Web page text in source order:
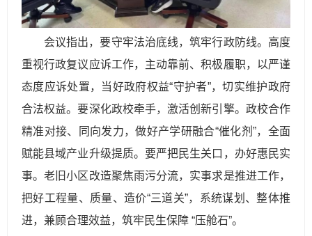
会议指出，要守牢法治底线，筑牢行政防线。高度
重视行政复议应诉工作，主动靠前、积极履职，以严谨
态度应诉处置，当好政府权益“守护者”，切实维护政府
合法权益。要深化政校牵手，激活创新引擎。政校合作
精准对接、同向发力，做好产学研融合“催化剂”，全面
赋能县域产业升级提质。要严把民生关口，办好惠民实
事。老旧小区改造聚焦雨污分流，实事求是推进工作，
把好工程量、质量、造价“三道关”，系统谋划、整体推
进，兼顾合理效益，筑牢民生保障 “压舱石”。